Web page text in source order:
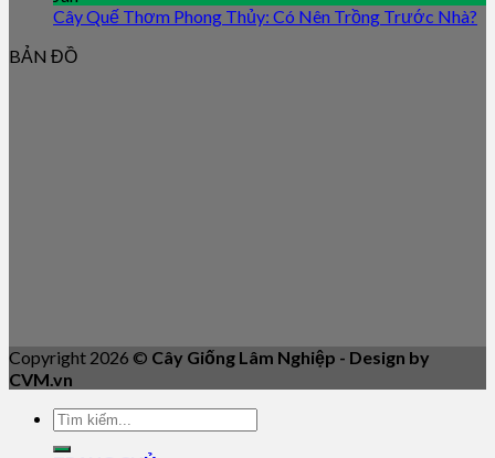
Cây Quế Thơm Phong Thủy: Có Nên Trồng Trước Nhà?
BẢN ĐỒ
Copyright 2026 © Cây Giống Lâm Nghiệp - Design by
CVM.vn